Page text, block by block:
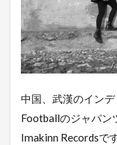
中国、武漢のイン
Footballのジャパン
Imakinn Recordsです